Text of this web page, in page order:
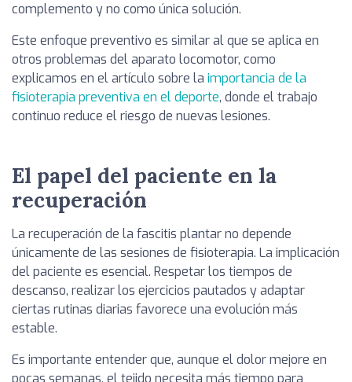
complemento y no como única solución.
Este enfoque preventivo es similar al que se aplica en
otros problemas del aparato locomotor, como
explicamos en el artículo sobre la importancia de la
fisioterapia preventiva en el deporte, donde el trabajo
continuo reduce el riesgo de nuevas lesiones.
El papel del paciente en la
recuperación
La recuperación de la fascitis plantar no depende
únicamente de las sesiones de fisioterapia. La implicación
del paciente es esencial. Respetar los tiempos de
descanso, realizar los ejercicios pautados y adaptar
ciertas rutinas diarias favorece una evolución más
estable.
Es importante entender que, aunque el dolor mejore en
pocas semanas, el tejido necesita más tiempo para